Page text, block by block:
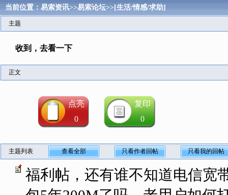
当前位置：易索资讯>>易索论坛>>[生活/情感/求助]
主题
收到，去看一下
正文
点亮
0
复印
0
主题列表 查看全部 只看作者回帖 只看我的回帖
福利帖，还有谁不知道电信宽